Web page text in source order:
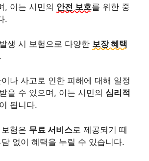
, 이는 시민의 안전 보호를 위한 중
.
생 시 보험으로 다양한 보장 혜택
나 사고로 인한 피해에 대해 일정
을 수 있으며, 이는 시민의 심리적
됩니다.
험은 무료 서비스로 제공되기 때
없이 혜택을 누릴 수 있습니다.